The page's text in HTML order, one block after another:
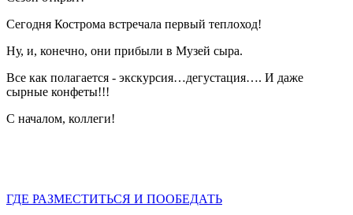
Сегодня Кострома встречала первый теплоход!
Ну, и, конечно, они прибыли в Музей сыра.
Все как полагается - экскурсия…дегустация…. И даже
сырные конфеты!!!
С началом, коллеги!
ГДЕ РАЗМЕСТИТЬСЯ И ПООБЕДАТЬ